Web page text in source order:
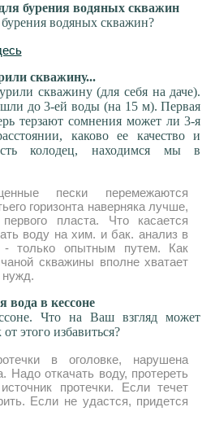
бурения водяных скважин
водяных скважин?
скважину...
скважину (для себя на даче).
до 3-ей воды (на 15 м). Первая
терзают сомнения может ли 3-я
каково ее качество и
колодец, находимся мы в
пески перемежаются
горизонта наверняка лучше,
пласта. Что касается
воду на хим. и бак. анализ в
только опытным путем. Как
скважины вполне хватает
нужд.
вода в кессоне
Что на Ваш взгляд может
этого избавиться?
в оголовке, нарушена
Надо откачать воду, протереть
протечки. Если течет
Если не удастся, придется